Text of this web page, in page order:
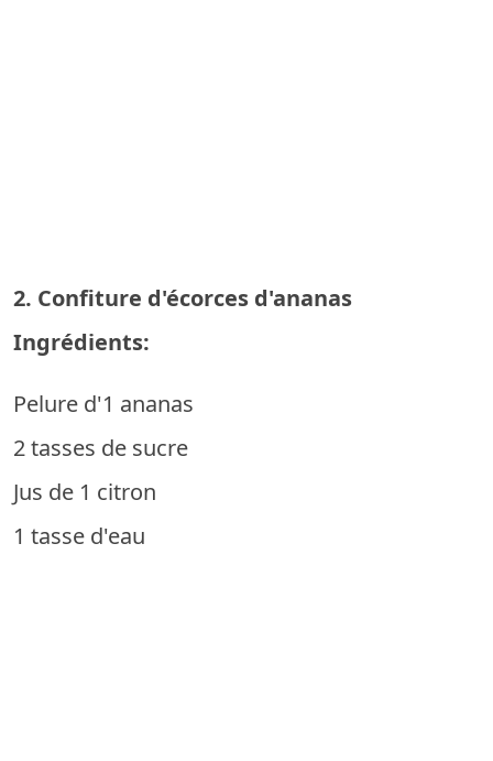
2. Confiture d'écorces d'ananas
Ingrédients:
Pelure d'1 ananas
2 tasses de sucre
Jus de 1 citron
1 tasse d'eau